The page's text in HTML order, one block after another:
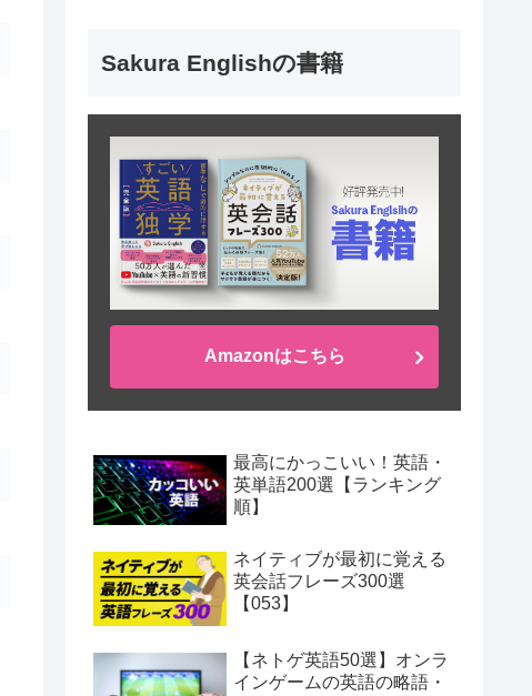
Sakura Englishの書籍
Amazonはこちら
最高にかっこいい！英語・
英単語200選【ランキング
順】
ネイティブが最初に覚える
英会話フレーズ300選
【053】
【ネトゲ英語50選】オンラ
インゲームの英語の略語・